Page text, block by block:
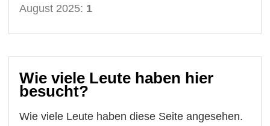
August 2025: 1
Wie viele Leute haben hier
besucht?
Wie viele Leute haben diese Seite angesehen.